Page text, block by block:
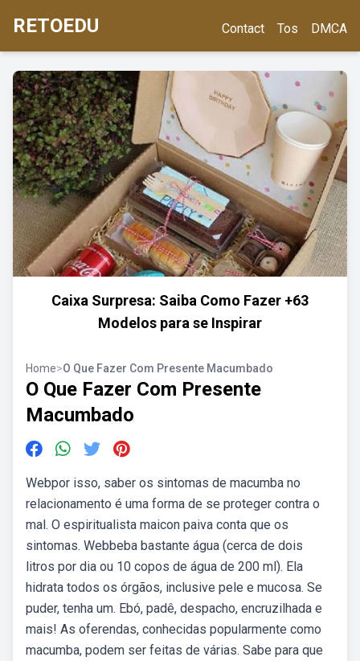
RETOEDU Contact Tos DMCA
Caixa Surpresa: Saiba Como Fazer +63
Modelos para se Inspirar
Home>O Que Fazer Com Presente Macumbado
O Que Fazer Com Presente
Macumbado
Webpor isso, saber os sintomas de macumba no
relacionamento é uma forma de se proteger contra o
mal. O espiritualista maicon paiva conta que os
sintomas. Webbeba bastante água (cerca de dois
litros por dia ou 10 copos de água de 200 ml). Ela
hidrata todos os órgãos, inclusive pele e mucosa. Se
puder, tenha um. Ebó, padê, despacho, encruzilhada e
mais! As oferendas, conhecidas popularmente como
macumba, podem ser feitas de várias. Sabe para que